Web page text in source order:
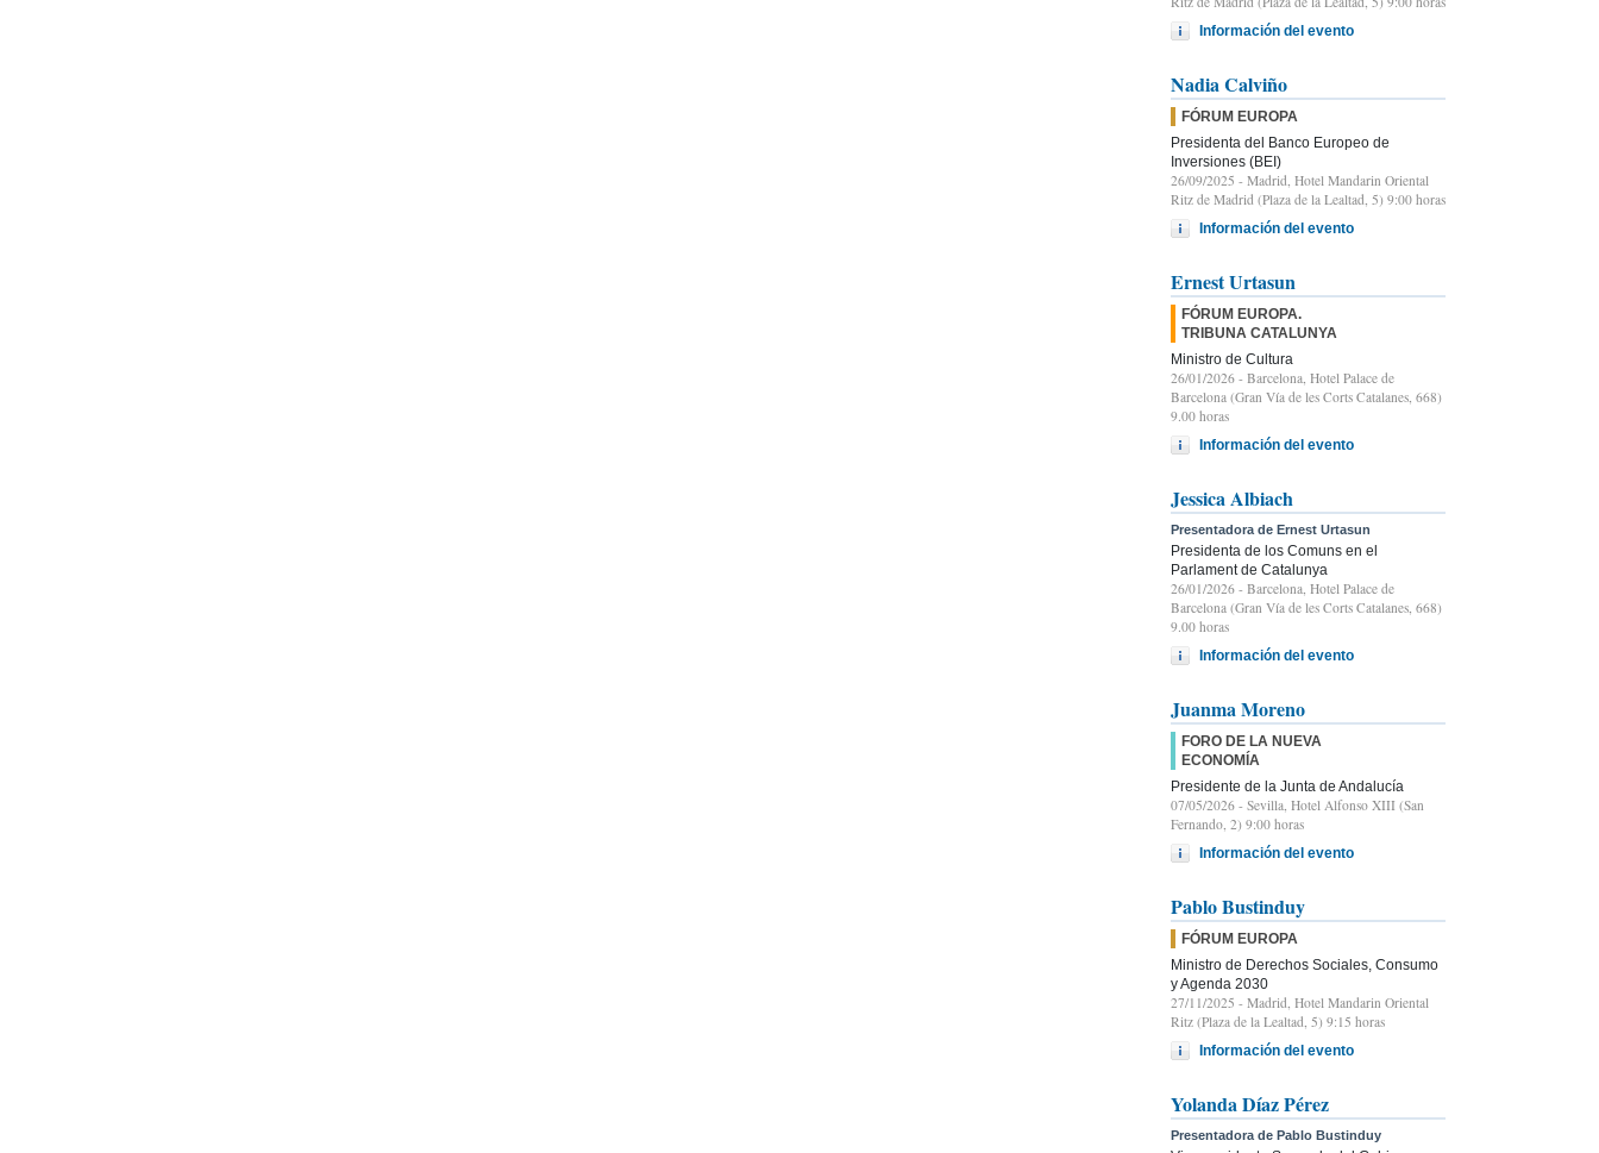
Información del evento
Nadia Calviño
FÓRUM EUROPA
Presidenta del Banco Europeo de
Inversiones (BEI)
26/09/2025 - Madrid, Hotel Mandarin Oriental
Ritz de Madrid (Plaza de la Lealtad, 5) 9:00 horas
Información del evento
Ernest Urtasun
FÓRUM EUROPA.
TRIBUNA CATALUNYA
Ministro de Cultura
26/01/2026 - Barcelona, Hotel Palace de
Barcelona (Gran Vía de les Corts Catalanes, 668)
9.00 horas
Información del evento
Jessica Albiach
Presentadora de Ernest Urtasun
Presidenta de los Comuns en el
Parlament de Catalunya
26/01/2026 - Barcelona, Hotel Palace de
Barcelona (Gran Vía de les Corts Catalanes, 668)
9.00 horas
Información del evento
Juanma Moreno
FORO DE LA NUEVA
ECONOMÍA
Presidente de la Junta de Andalucía
07/05/2026 - Sevilla, Hotel Alfonso XIII (San
Fernando, 2) 9:00 horas
Información del evento
Pablo Bustinduy
FÓRUM EUROPA
Ministro de Derechos Sociales, Consumo
y Agenda 2030
27/11/2025 - Madrid, Hotel Mandarin Oriental
Ritz (Plaza de la Lealtad, 5) 9:15 horas
Información del evento
Yolanda Díaz Pérez
Presentadora de Pablo Bustinduy